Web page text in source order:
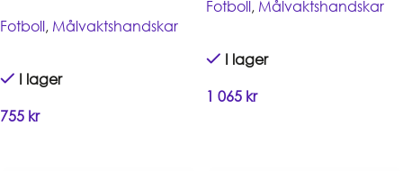
Fotboll, Målvaktshandskar
I lager
755 kr
Fotboll, Målvaktshandskar
I lager
1 065 kr